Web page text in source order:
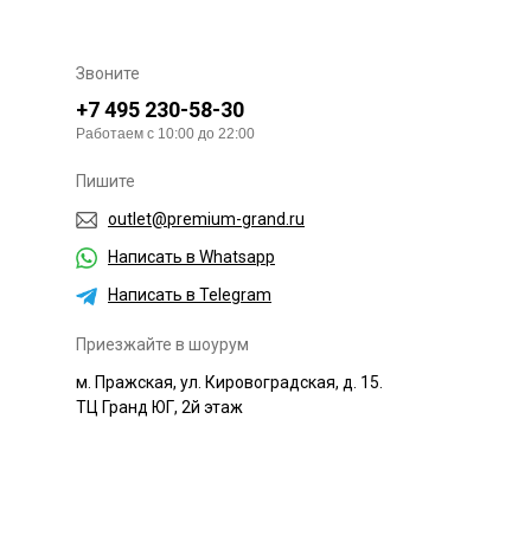
outlet@premium-grand.ru
Написать в Whatsapp
Написать в Telegram
+7 495 230-58-30
Работаем с 10:00 до 22:00
м. Пражская, ул. Кировоградская, д. 15.
ТЦ Гранд ЮГ, 2й этаж
Звоните
Приезжайте в шоурум
Пишите